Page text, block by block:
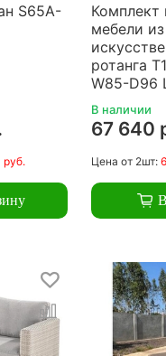
S65A-
руб.
Комплект
мебели из
ротанга
W85-D96
В наличии
67 640
Цена от 2шт: